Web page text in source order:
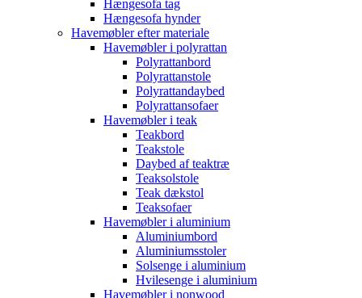
Hængesofa tag
Hængesofa hynder
Havemøbler efter materiale
Havemøbler i polyrattan
Polyrattanbord
Polyrattanstole
Polyrattandaybed
Polyrattansofaer
Havemøbler i teak
Teakbord
Teakstole
Daybed af teaktræ
Teaksolstole
Teak dækstol
Teaksofaer
Havemøbler i aluminium
Aluminiumbord
Aluminiumsstoler
Solsenge i aluminium
Hvilesenge i aluminium
Havemøbler i nonwood